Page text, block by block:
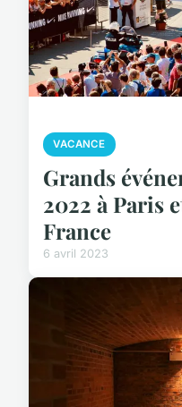
VACANCE
Grands
2022 à Paris
France
6 avril 2023